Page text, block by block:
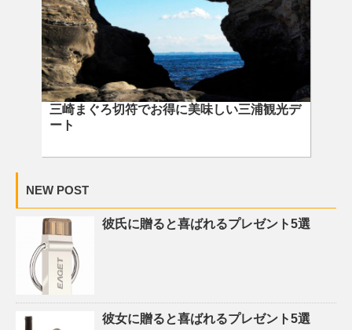
三崎まぐろ切符でお得に美味しい三浦観光デ
ート
NEW POST
彼氏に贈ると喜ばれるプレゼント5選
彼女に贈ると喜ばれるプレゼント5選